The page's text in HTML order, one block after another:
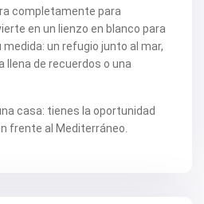
completamente para
en un lienzo en blanco para
un refugio junto al mar,
llena de recuerdos o una
casa: tienes la oportunidad
frente al Mediterráneo.